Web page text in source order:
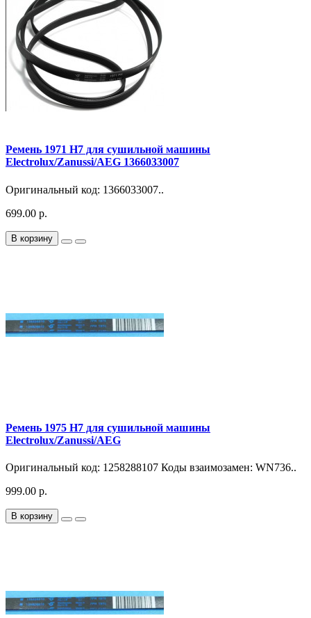
Ремень 1971 H7 для сушильной машины
Electrolux/Zanussi/AEG 1366033007
Оригинальный код: 1366033007..
699.00 р.
В корзину
Ремень 1975 H7 для сушильной машины
Electrolux/Zanussi/AEG
Оригинальный код: 1258288107 Коды взаимозамен: WN736..
999.00 р.
В корзину